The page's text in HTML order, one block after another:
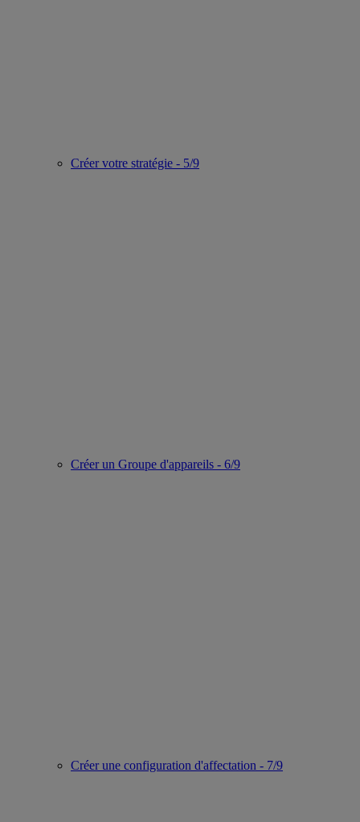
Créer votre stratégie - 5/9
Créer un Groupe d'appareils - 6/9
Créer une configuration d'affectation - 7/9